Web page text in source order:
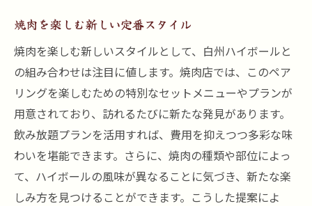
焼肉を楽しむ新しい定番スタイル
焼肉を楽しむ新しいスタイルとして、白州ハイボールと
の組み合わせは注目に値します。焼肉店では、このペア
リングを楽しむための特別なセットメニューやプランが
用意されており、訪れるたびに新たな発見があります。
飲み放題プランを活用すれば、費用を抑えつつ多彩な味
わいを堪能できます。さらに、焼肉の種類や部位によっ
て、ハイボールの風味が異なることに気づき、新たな楽
しみ方を見つけることができます。こうした提案によ